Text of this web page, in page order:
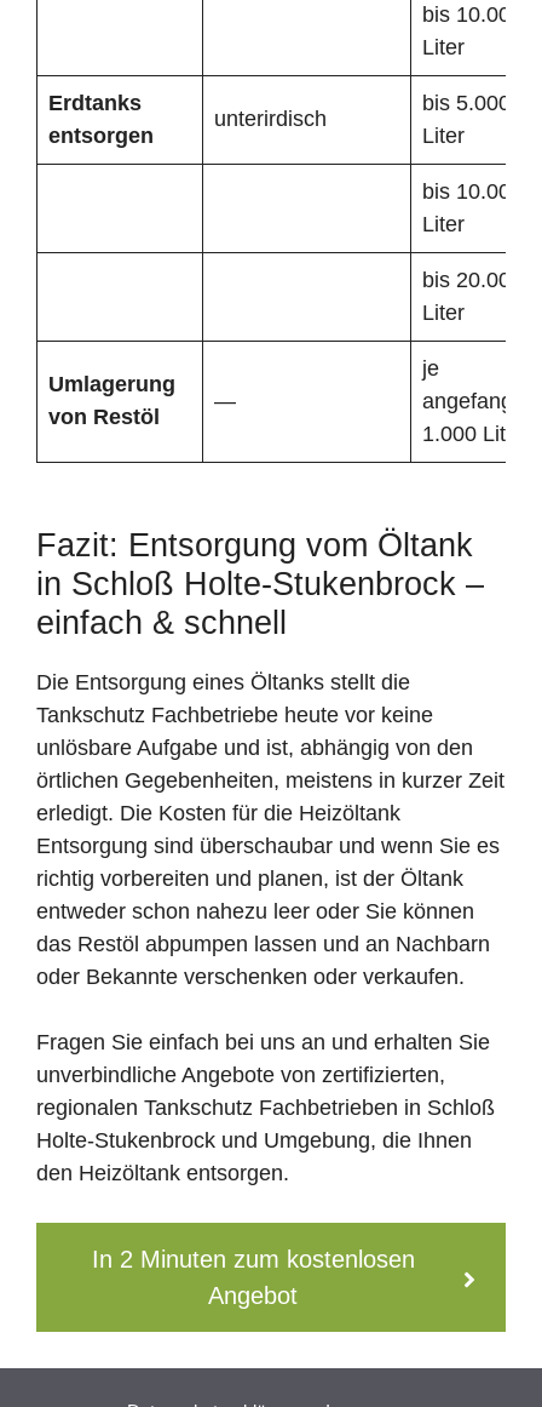
bis 10.000
Liter
Erdtanks
entsorgen
unterirdisch
bis 5.000
Liter
bis 10.000
Liter
bis 20.000
Liter
Umlagerung
von Restöl
—
je
1.000 Liter
Fazit: Entsorgung vom Öltank
in Schloß Holte-Stukenbrock –
einfach & schnell
Die Entsorgung eines Öltanks stellt die
Tankschutz Fachbetriebe heute vor keine
unlösbare Aufgabe und ist, abhängig von den
örtlichen Gegebenheiten, meistens in kurzer Zeit
erledigt. Die Kosten für die Heizöltank
Entsorgung sind überschaubar und wenn Sie es
richtig vorbereiten und planen, ist der Öltank
entweder schon nahezu leer oder Sie können
das Restöl abpumpen lassen und an Nachbarn
oder Bekannte verschenken oder verkaufen.
Fragen Sie einfach bei uns an und erhalten Sie
unverbindliche Angebote von zertifizierten,
regionalen Tankschutz Fachbetrieben in Schloß
Holte-Stukenbrock und Umgebung, die Ihnen
den Heizöltank entsorgen.
In 2 Minuten zum kostenlosen
Angebot